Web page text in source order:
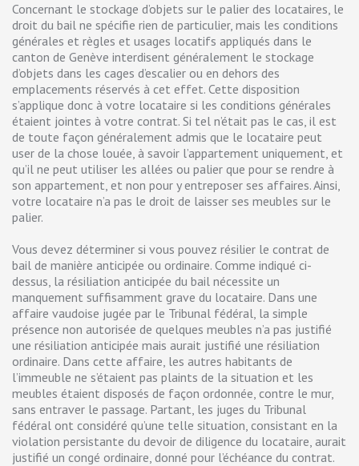
Concernant le stockage d’objets sur le palier des locataires, le
droit du bail ne spécifie rien de particulier, mais les conditions
générales et règles et usages locatifs appliqués dans le
canton de Genève interdisent généralement le stockage
d’objets dans les cages d’escalier ou en dehors des
emplacements réservés à cet effet. Cette disposition
s’applique donc à votre locataire si les conditions générales
étaient jointes à votre contrat. Si tel n’était pas le cas, il est
de toute façon généralement admis que le locataire peut
user de la chose louée, à savoir l’appartement uniquement, et
qu’il ne peut utiliser les allées ou palier que pour se rendre à
son appartement, et non pour y entreposer ses affaires. Ainsi,
votre locataire n’a pas le droit de laisser ses meubles sur le
palier.
Vous devez déterminer si vous pouvez résilier le contrat de
bail de manière anticipée ou ordinaire. Comme indiqué ci-
dessus, la résiliation anticipée du bail nécessite un
manquement suffisamment grave du locataire. Dans une
affaire vaudoise jugée par le Tribunal fédéral, la simple
présence non autorisée de quelques meubles n’a pas justifié
une résiliation anticipée mais aurait justifié une résiliation
ordinaire. Dans cette affaire, les autres habitants de
l’immeuble ne s’étaient pas plaints de la situation et les
meubles étaient disposés de façon ordonnée, contre le mur,
sans entraver le passage. Partant, les juges du Tribunal
fédéral ont considéré qu’une telle situation, consistant en la
violation persistante du devoir de diligence du locataire, aurait
justifié un congé ordinaire, donné pour l’échéance du contrat.